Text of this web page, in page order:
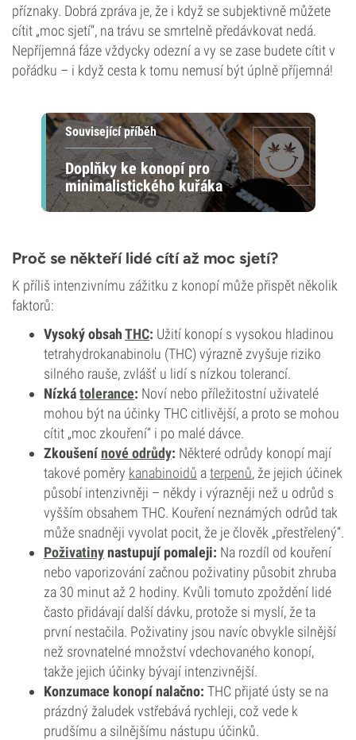
příznaky. Dobrá zpráva je, že i když se subjektivně můžete
cítit „moc sjetí“, na trávu se smrtelně předávkovat nedá.
Nepříjemná fáze vždycky odezní a vy se zase budete cítit v
pořádku – i když cesta k tomu nemusí být úplně příjemná!
Související příběh
Doplňky ke konopí pro
minimalistického kuřáka
Proč se někteří lidé cítí až moc sjetí?
K příliš intenzivnímu zážitku z konopí může přispět několik
faktorů:
Vysoký obsahTHC: Užití konopí s vysokou hladinou
tetrahydrokanabinolu (THC) výrazně zvyšuje riziko
silného rauše, zvlášť u lidí s nízkou tolerancí.
Nízkátolerance: Noví nebo příležitostní uživatelé
mohou být na účinky THC citlivější, a proto se mohou
cítit „moc zkouření“ i po malé dávce.
Zkoušenínové odrůdy: Některé odrůdy konopí mají
takové poměry kanabinoidů aterpenů, že jejich účinek
působí intenzivněji – někdy i výrazněji než u odrůd s
vyšším obsahem THC. Kouření neznámých odrůd tak
může snadněji vyvolat pocit, že je člověk „přestřelený“.
Poživatinynastupují pomaleji: Na rozdíl od kouření
nebo vaporizování začnou poživatiny působit zhruba
za 30 minut až 2 hodiny. Kvůli tomuto zpoždění lidé
často přidávají další dávku, protože si myslí, že ta
první nestačila. Poživatiny jsou navíc obvykle silnější
než srovnatelné množství vdechovaného konopí,
takže jejich účinky bývají intenzivnější.
Konzumace konopí nalačno: THC přijaté ústy se na
prázdný žaludek vstřebává rychleji, což vede k
prudšímu a silnějšímu nástupu účinků.